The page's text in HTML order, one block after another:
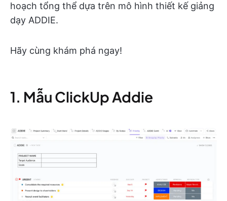
hoạch tổng thể dựa trên mô hình thiết kế giảng
dạy ADDIE.
Hãy cùng khám phá ngay!
1. Mẫu ClickUp Addie